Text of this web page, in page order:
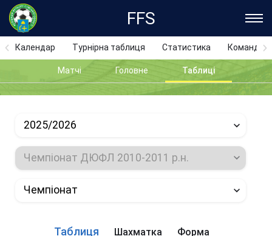
FFS
Календар Турнірна таблиця Статистика Команди
Матчі Головне Таблиці
2025/2026
Чемпіонат ДЮФЛ 2010-2011 р.н.
Чемпіонат
Таблиця Шахматка Форма